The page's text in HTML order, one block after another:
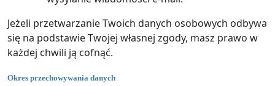
Jeżeli przetwarzanie Twoich danych osobowych odbywa
się na podstawie Twojej własnej zgody, masz prawo w
każdej chwili ją cofnąć.
Okres przechowywania danych